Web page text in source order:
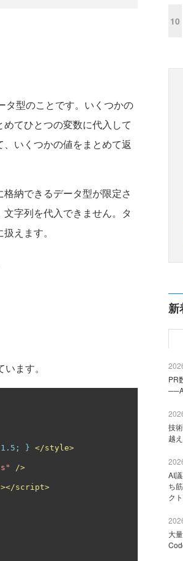
型のことです。いくつかの
てひとつの変数に代入して
いくつかの値をまとめて返
納できるデータ型が限定さ
字列を代入できません。タ
えます。
ます。
1.5; } </style>
/>
></script>
10
新
PR
技
越
AI
ち
ク
大